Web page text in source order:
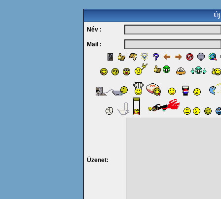
Új
Név :
Mail :
Üzenet: